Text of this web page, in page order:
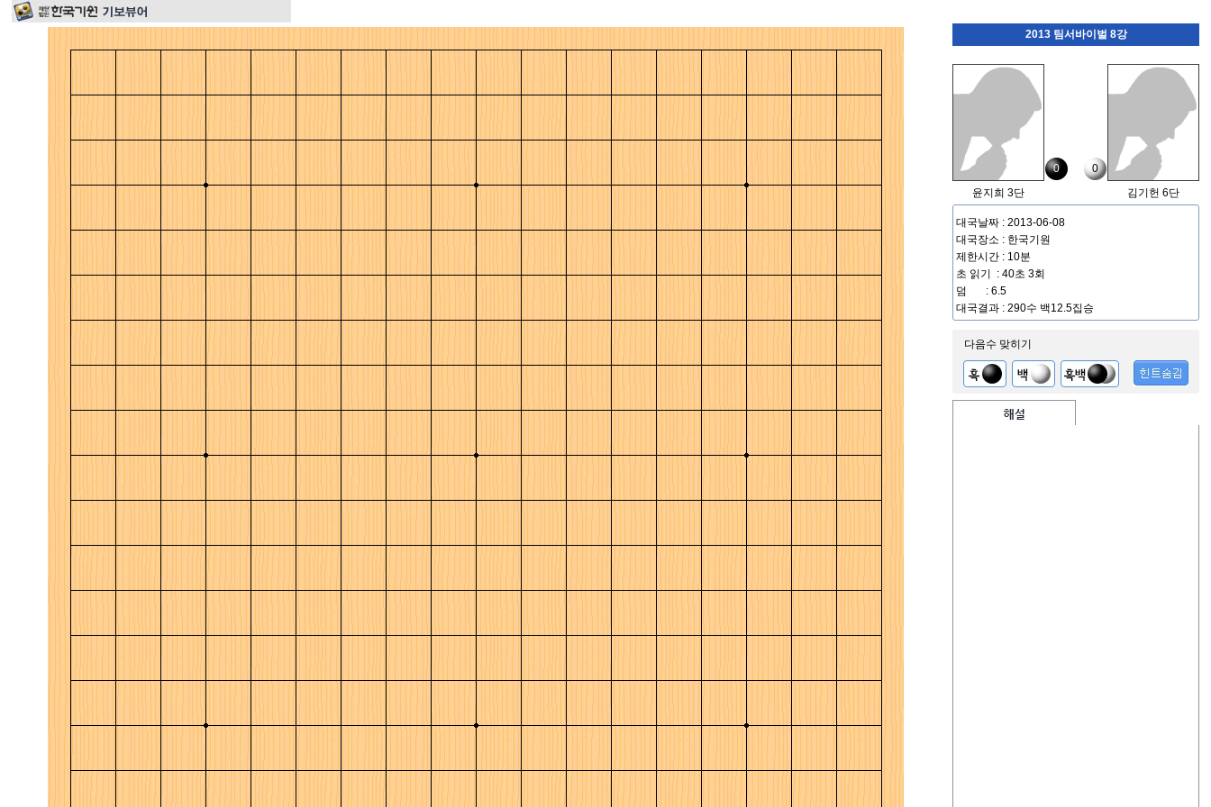
2013 팀서바이벌 8강
0
0
윤지희 3단
김기헌 6단
대국날짜 : 2013-06-08
대국장소 : 한국기원
제한시간 : 10분
초 읽기 : 40초 3회
덤 : 6.5
대국결과 : 290수 백12.5집승
다음수 맞히기